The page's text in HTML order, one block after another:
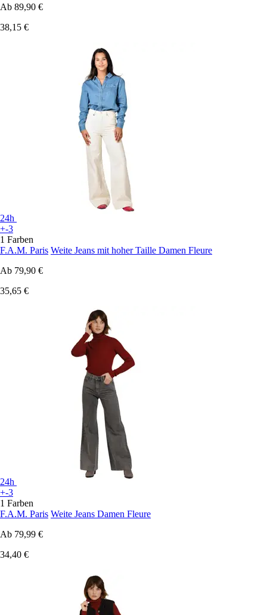
Ab 89,90 €
38,15 €
24h
+-3
1 Farben
F.A.M. Paris Weite Jeans mit hoher Taille Damen Fleure
Ab 79,90 €
35,65 €
24h
+-3
1 Farben
F.A.M. Paris Weite Jeans Damen Fleure
Ab 79,99 €
34,40 €